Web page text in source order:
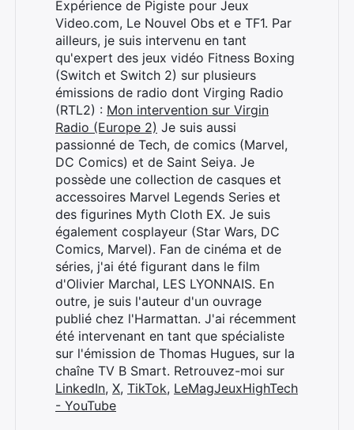
Expérience de Pigiste pour Jeux
Video.com, Le Nouvel Obs et e TF1. Par
ailleurs, je suis intervenu en tant
qu'expert des jeux vidéo Fitness Boxing
(Switch et Switch 2) sur plusieurs
émissions de radio dont Virging Radio
(RTL2) : Mon intervention sur Virgin
Radio (Europe 2) Je suis aussi
passionné de Tech, de comics (Marvel,
DC Comics) et de Saint Seiya. Je
possède une collection de casques et
accessoires Marvel Legends Series et
des figurines Myth Cloth EX. Je suis
également cosplayeur (Star Wars, DC
Comics, Marvel). Fan de cinéma et de
séries, j'ai été figurant dans le film
d'Olivier Marchal, LES LYONNAIS. En
outre, je suis l'auteur d'un ouvrage
publié chez l'Harmattan. J'ai récemment
été intervenant en tant que spécialiste
sur l'émission de Thomas Hugues, sur la
chaîne TV B Smart. Retrouvez-moi sur
LinkedIn, X, TikTok, LeMagJeuxHighTech
- YouTube
Rechercher
: